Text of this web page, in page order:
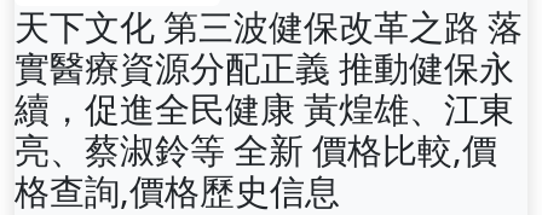
天下文化 第三波健保改革之路 落
實醫療資源分配正義 推動健保永
續，促進全民健康 黃煌雄、江東
亮、蔡淑鈴等 全新 價格比較,價
格查詢,價格歷史信息